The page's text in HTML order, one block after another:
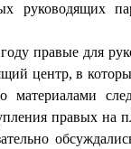
руководящих
правые для
центр, в
правых на